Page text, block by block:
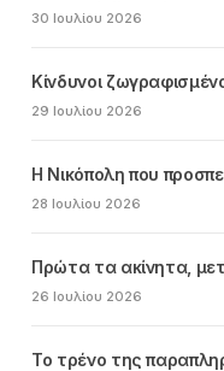
30 Ιουλίου 2026
Κίνδυνοι
29 Ιουλίου 2026
Η Νικόπολη που
28 Ιουλίου 2026
Πρώτα τα ακίνητα,
26 Ιουλίου 2026
Το τρένο της